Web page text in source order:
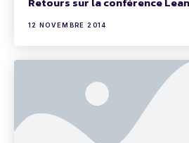
12 NOVEMBRE 2014